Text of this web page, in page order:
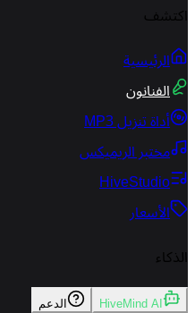
اكتشف
الرئيسية
الفنانون
أداة تنزيل MP3
مختبر الريميكس
HiveStudio
الأسعار
الذكاء
HiveMind AI الدعم